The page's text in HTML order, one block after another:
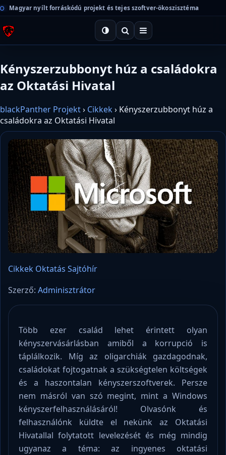
Magyar nyílt forráskódú projekt és tejes szoftver-ökoszisztéma
Kényszerzubbonyt húz a családokra
az Oktatási Hivatal
blackPanther Projekt› Cikkek› Kényszerzubbonyt húz a
családokra az Oktatási Hivatal
Cikkek Oktatás Sajtóhír
Szerző: Adminisztrátor
Több ezer család lehet érintett olyan
kényszervásárlásban amiből a korrupció is
táplálkozik. Míg az oligarchiák gazdagodnak,
családokat fojtogatnak a szükségtelen költségek
és a haszontalan kényszerszoftverek. Persze
nem másról van szó megint, mint a Windows
kényszerfelhasználásáról! Olvasónk és
felhasználónk küldte el nekünk az Oktatási
Hivatallal folytatott levelezését és még mindig
ugyanaz a téma: az ingyenes oktatási